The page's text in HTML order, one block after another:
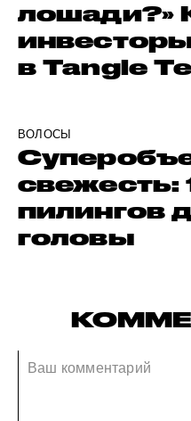
лошади?»
в Tangle
ВОЛОСЫ
свежесть:
пилингов
головы